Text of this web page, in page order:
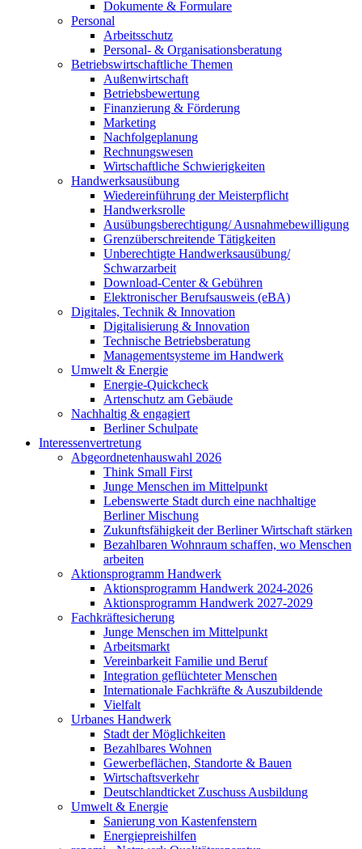
Dokumente & Formulare
Personal
Arbeitsschutz
Personal- & Organisationsberatung
Betriebswirtschaftliche Themen
Außenwirtschaft
Betriebsbewertung
Finanzierung & Förderung
Marketing
Nachfolgeplanung
Rechnungswesen
Wirtschaftliche Schwierigkeiten
Handwerksausübung
Wiedereinführung der Meisterpflicht
Handwerksrolle
Ausübungsberechtigung/ Ausnahmebewilligung
Grenzüberschreitende Tätigkeiten
Unberechtigte Handwerksausübung/
Schwarzarbeit
Download-Center & Gebühren
Elektronischer Berufsausweis (eBA)
Digitales, Technik & Innovation
Digitalisierung & Innovation
Technische Betriebsberatung
Managementsysteme im Handwerk
Umwelt & Energie
Energie-Quickcheck
Artenschutz am Gebäude
Nachhaltig & engagiert
Berliner Schulpate
Interessenvertretung
Abgeordnetenhauswahl 2026
Think Small First
Junge Menschen im Mittelpunkt
Lebenswerte Stadt durch eine nachhaltige
Berliner Mischung
Zukunftsfähigkeit der Berliner Wirtschaft stärken
Bezahlbaren Wohnraum schaffen, wo Menschen
arbeiten
Aktionsprogramm Handwerk
Aktionsprogramm Handwerk 2024-2026
Aktionsprogramm Handwerk 2027-2029
Fachkräftesicherung
Junge Menschen im Mittelpunkt
Arbeitsmarkt
Vereinbarkeit Familie und Beruf
Integration geflüchteter Menschen
Internationale Fachkräfte & Auszubildende
Vielfalt
Urbanes Handwerk
Stadt der Möglichkeiten
Bezahlbares Wohnen
Gewerbeflächen, Standorte & Bauen
Wirtschaftsverkehr
Deutschlandticket Zuschuss Ausbildung
Umwelt & Energie
Sanierung von Kastenfenstern
Energiepreishilfen